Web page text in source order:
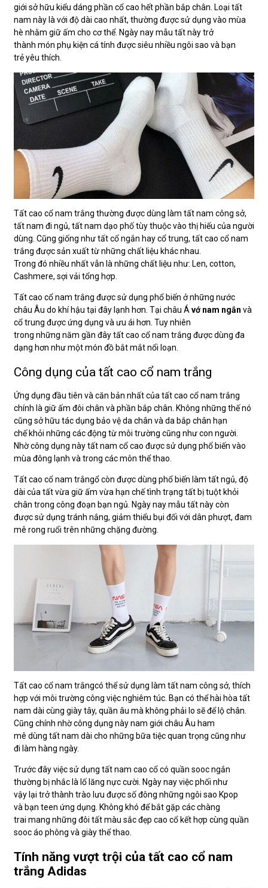
giới sở hữu kiểu dáng phần cổ cao hết phần bắp chân. Loại tất
nam này là với độ dài cao nhất, thường được sử dụng vào mùa
hè nhằm giữ ấm cho cơ thể. Ngày nay mẫu tất này trở
thành món phụ kiện cá tính được siêu nhiều ngôi sao và bạn
trẻ yêu thích.
Tất cao cổ nam trắng thường được dùng làm tất nam công sở,
tất nam đi ngủ, tất nam dạo phố tùy thuộc vào thị hiếu của người
dùng. Cũng giống như tất cổ ngắn hay cổ trung, tất cao cổ nam
trắng được sản xuất từ những chất liệu khác nhau.
Trong đó nhiều nhất vẫn là những chất liệu như: Len, cotton,
Cashmere, sợi vải tổng hợp.
Tất cao cổ nam trắng được sử dụng phổ biến ở những nước
châu Âu do khí hậu tại đây lạnh hơn. Tại châu Ávớ nam ngắn và
cổ trung được ứng dụng và ưu ái hơn. Tuy nhiên
trong những năm gần đây tất cao cổ nam trắng được dùng đa
dạng hơn như một món đồ bắt mắt nổi loạn.
Công dụng của tất cao cổ nam trắng
Ứng dụng đầu tiên và căn bản nhất của tất cao cổ nam trắng
chính là giữ ấm đôi chân và phần bắp chân. Không những thế nó
cũng sở hữu tác dụng bảo vệ da chân và da bắp chân hạn
chế khỏi những các động từ môi trường cũng như con người.
Nhờ công dụng này tất nam cổ cao được sử dụng phổ biến vào
mùa đông lạnh và trong các môn thể thao.
Tất cao cổ nam trắngổ còn được dùng phổ biến làm tất ngủ, độ
dài của tất vừa giữ ấm vừa hạn chế tình trạng tất bị tuột khỏi
chân trong công đoạn bạn ngủ. Ngày nay mẫu tất này còn
được sử dụng tránh nắng, giảm thiểu bụi đối với dân phượt, đam
mê rong ruổi trên những chặng đường.
Tất cao cổ nam trắngcó thể sử dụng làm tất nam công sở, thích
hợp với môi trường công việc nghiêm túc. Bạn có thể hài hòa tất
nam dài cùng giày tây, quần âu mà không phải lo sẽ để lộ chân.
Cũng chính nhờ công dụng này nam giới châu Âu ham
mê dùng tất nam dài cho những bữa tiệc quan trọng cũng như
đi làm hàng ngày.
Trước đây việc sử dụng tất nam cao cổ có quần sooc ngắn
thường bị nhắc là lố lăng nực cười. Ngày nay việc phối như
vậy lại trở thành trào lưu được số đông những ngôi sao Kpop
và bạn teen ứng dụng. Không khó để bắt gặp các chàng
trai mang những đôi tất màu sắc đẹp cao cổ kết hợp cùng quần
sooc áo phông và giày thể thao.
Tính năng vượt trội của tất cao cổ nam
trắng Adidas